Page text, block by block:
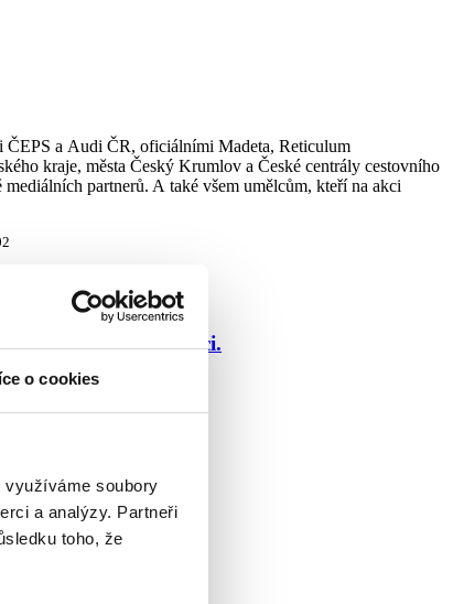
o cookies
využíváme soubory
a analýzy. Partneři
toho, že
a Audi ČR, oficiálními Madeta, Reticulum
kraje, města Český Krumlov a České centrály cestovního
partnerů. A také všem umělcům, kteří na akci
Tisíce a jedné noci.